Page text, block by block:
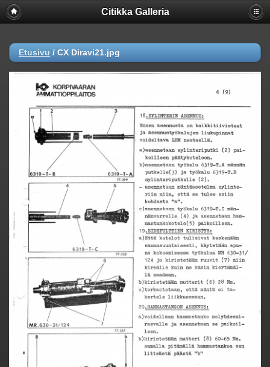
Citikka Galleria
Etusivu / CX Diravi21.jpg